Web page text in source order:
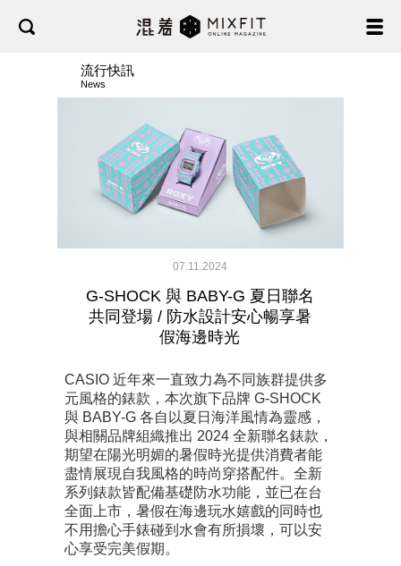
流行快訊
News
07.11.2024
G-SHOCK 與 BABY-G 夏日聯名
共同登場 / 防水設計安心暢享暑
假海邊時光
CASIO 近年來一直致力為不同族群提供多
元風格的錶款，本次旗下品牌 G-SHOCK
與 BABY-G 各自以夏日海洋風情為靈感，
與相關品牌組織推出 2024 全新聯名錶款，
期望在陽光明媚的暑假時光提供消費者能
盡情展現自我風格的時尚穿搭配件。全新
系列錶款皆配備基礎防水功能，並已在台
全面上市，暑假在海邊玩水嬉戲的同時也
不用擔心手錶碰到水會有所損壞，可以安
心享受完美假期。